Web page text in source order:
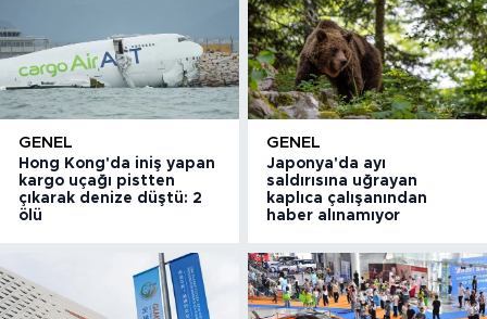
GENEL
Hong Kong'da iniş yapan
kargo uçağı pistten
çıkarak denize düştü: 2
ölü
GENEL
Japonya'da ayı
saldırısına uğrayan
kaplıca çalışanından
haber alınamıyor